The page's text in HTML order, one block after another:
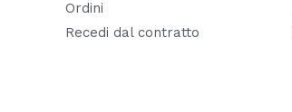
Ordini
Recedi dal contratto